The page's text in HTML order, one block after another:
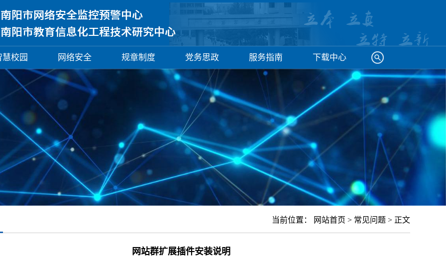
慧校园 网络安全 规章制度 党务思政 服务指南 下载中心
当前位置： 网站首页 > 常见问题 > 正文
网站群扩展插件安装说明